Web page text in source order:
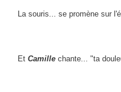
La souris... se promène sur
Et Camille chante... "ta